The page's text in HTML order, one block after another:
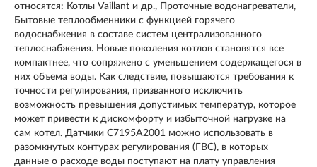
относятся: Котлы Vaillant и др., Проточные водонагреватели,
Бытовые теплообменники с функцией горячего
водоснабжения в составе систем централизованного
теплоснабжения. Новые поколения котлов становятся все
компактнее, что сопряжено с уменьшением содержащегося в
них объема воды. Как следствие, повышаются требования к
точности регулирования, призванного исключить
возможность превышения допустимых температур, которое
может привести к дискомфорту и избыточной нагрузке на
сам котел. Датчики С7195A2001 можно использовать в
разомкнутых контурах регулирования (ГВС), в которых
данные о расходе воды поступают на плату управления